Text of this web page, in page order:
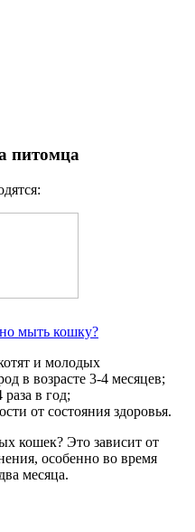
питомца
мыть кошку?
и молодых
в возрасте 3-4 месяцев;
в год;
от состояния здоровья.
кошек? Это зависит от
особенно во время
месяца.